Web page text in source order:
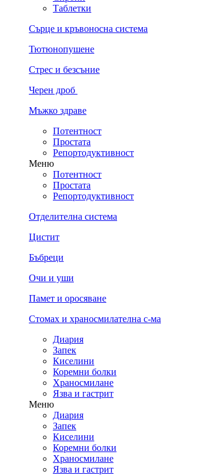
Таблетки
Сърце и кръвоносна система
Тютюнопушене
Стрес и безсъние
Черен дроб
Мъжко здраве
Потентност
Простата
Репортодуктивност
Меню
Потентност
Простата
Репортодуктивност
Отделителна система
Цистит
Бъбреци
Очи и уши
Памет и оросяване
Стомах и храносмилателна с-ма
Диария
Запек
Киселини
Коремни болки
Храносмилане
Язва и гастрит
Меню
Диария
Запек
Киселини
Коремни болки
Храносмилане
Язва и гастрит